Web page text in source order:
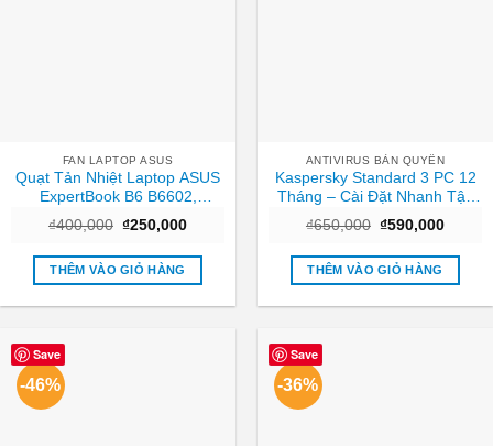
FAN LAPTOP ASUS
Quạt Tản Nhiệt Laptop ASUS
ExpertBook B6 B6602,
Ngay TPHCM
₫400,000 Giá
là:
₫400,000.
₫250,000Giá
tại
₫250,000.
THÊM VÀO GIỎ HÀNG
ANTIVIRUS BẢN QUYỀN
Kaspersky Standard 3 PC 12
Tháng – Cài Đặt Nhanh Tận
₫650,000 Giá
là:
₫650,000.
₫590,000Giá
tại
THÊM VÀO GIỎ HÀNG
Save
-46%
Save
-36%